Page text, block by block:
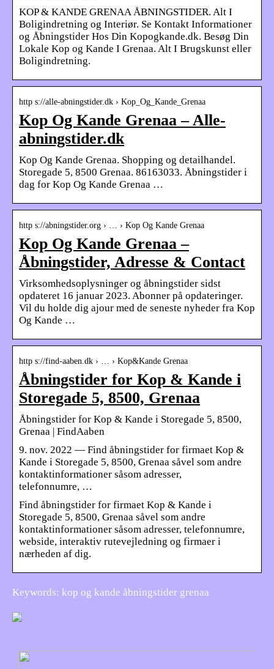
KOP & KANDE GRENAA ÅBNINGSTIDER. Alt I
Boligindretning og Interiør. Se Kontakt Informationer
og Åbningstider Hos Din Kopogkande.dk. Besøg Din
Lokale Kop og Kande I Grenaa. Alt I Brugskunst eller
Boligindretning.
http s://alle-abningstider.dk › Kop_Og_Kande_Grenaa
Kop Og Kande Grenaa – Alle-
abningstider.dk
Kop Og Kande Grenaa. Shopping og detailhandel.
Storegade 5, 8500 Grenaa. 86163033. Åbningstider i
dag for Kop Og Kande Grenaa …
http s://abningstider.org › … › Kop Og Kande Grenaa
Kop Og Kande Grenaa –
Åbningstider, Adresse & Contact
Virksomhedsoplysninger og åbningstider sidst
opdateret 16 januar 2023. Abonner på opdateringer.
Vil du holde dig ajour med de seneste nyheder fra Kop
Og Kande …
http s://find-aaben.dk › … › Kop&Kande Grenaa
Åbningstider for Kop & Kande i
Storegade 5, 8500, Grenaa
Åbningstider for Kop & Kande i Storegade 5, 8500,
Grenaa | FindAaben
9. nov. 2022 — Find åbningstider for firmaet Kop &
Kande i Storegade 5, 8500, Grenaa såvel som andre
kontaktinformationer såsom adresser,
telefonnumre, …
Find åbningstider for firmaet Kop & Kande i
Storegade 5, 8500, Grenaa såvel som andre
kontaktinformationer såsom adresser, telefonnumre,
webside, interaktiv rutevejledning og firmaer i
nærheden af dig.
Keywords: kop og kande åbningstider grenaa